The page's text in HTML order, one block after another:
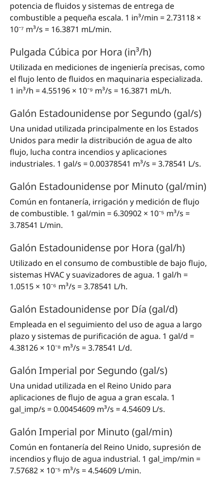
potencia de fluidos y sistemas de entrega de
combustible a pequeña escala. 1 in³/min = 2.73118 ×
10⁻⁷ m³/s = 16.3871 mL/min.
Pulgada Cúbica por Hora (in³/h)
Utilizada en mediciones de ingeniería precisas, como
el flujo lento de fluidos en maquinaria especializada.
1 in³/h = 4.55196 × 10⁻⁹ m³/s = 16.3871 mL/h.
Galón Estadounidense por Segundo (gal/s)
Una unidad utilizada principalmente en los Estados
Unidos para medir la distribución de agua de alto
flujo, lucha contra incendios y aplicaciones
industriales. 1 gal/s = 0.00378541 m³/s = 3.78541 L/s.
Galón Estadounidense por Minuto (gal/min)
Común en fontanería, irrigación y medición de flujo
de combustible. 1 gal/min = 6.30902 × 10⁻⁵ m³/s =
3.78541 L/min.
Galón Estadounidense por Hora (gal/h)
Utilizado en el consumo de combustible de bajo flujo,
sistemas HVAC y suavizadores de agua. 1 gal/h =
1.0515 × 10⁻⁶ m³/s = 3.78541 L/h.
Galón Estadounidense por Día (gal/d)
Empleada en el seguimiento del uso de agua a largo
plazo y sistemas de purificación de agua. 1 gal/d =
4.38126 × 10⁻⁸ m³/s = 3.78541 L/d.
Galón Imperial por Segundo (gal/s)
Una unidad utilizada en el Reino Unido para
aplicaciones de flujo de agua a gran escala. 1
gal_imp/s = 0.00454609 m³/s = 4.54609 L/s.
Galón Imperial por Minuto (gal/min)
Común en fontanería del Reino Unido, supresión de
incendios y flujo de agua industrial. 1 gal_imp/min =
7.57682 × 10⁻⁵ m³/s = 4.54609 L/min.